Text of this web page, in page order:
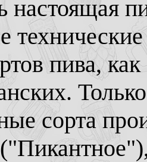
настоящая
пива,
сорта